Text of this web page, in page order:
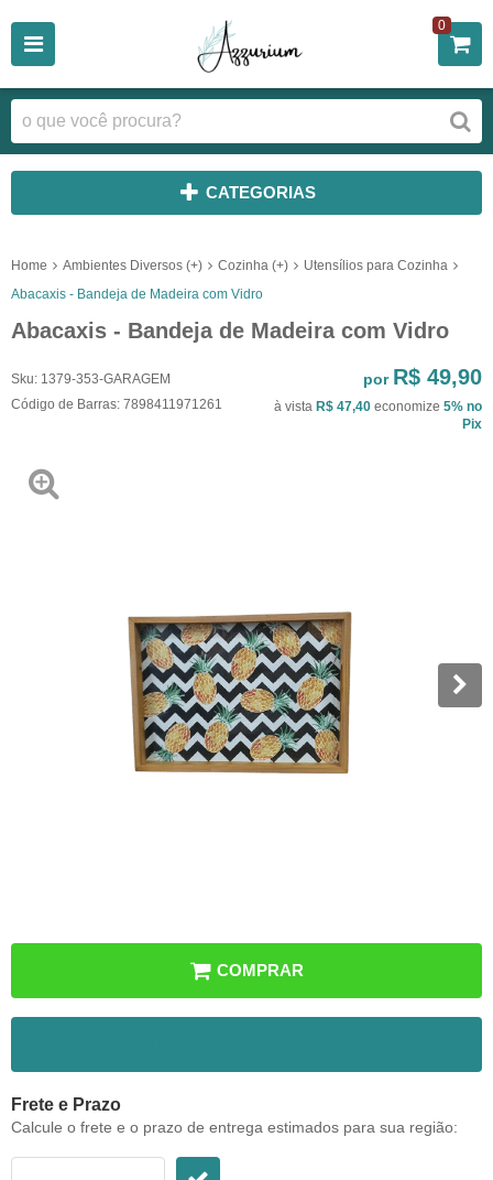
0
CATEGORIAS
Home Ambientes Diversos (+) Cozinha (+)
Utensílios para Cozinha
Abacaxis - Bandeja de Madeira com Vidro
Abacaxis - Bandeja de Madeira com Vidro
Sku: 1379-353-GARAGEM
Código de Barras: 7898411971261
por R$ 49,90
à vista R$ 47,40 economize 5% no
Pix
COMPRAR
Frete e Prazo
Calcule o frete e o prazo de entrega estimados para sua região: